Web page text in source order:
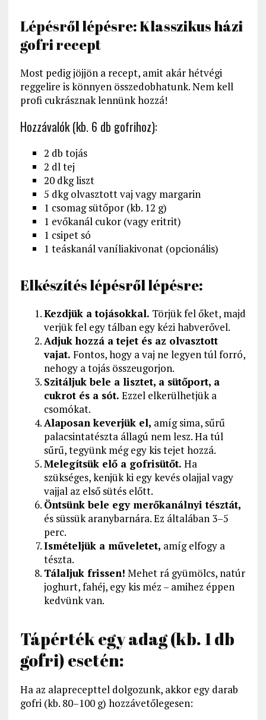
Lépésről lépésre: Klasszikus házi
gofri recept
Most pedig jöjjön a recept, amit akár hétvégi
reggelire is könnyen összedobhatunk. Nem kell
profi cukrásznak lennünk hozzá!
Hozzávalók (kb. 6 db gofrihoz):
2 db tojás
2 dl tej
20 dkg liszt
5 dkg olvasztott vaj vagy margarin
1 csomag sütőpor (kb. 12 g)
1 evőkanál cukor (vagy eritrit)
1 csipet só
1 teáskanál vaníliakivonat (opcionális)
Elkészítés lépésről lépésre:
Kezdjük a tojásokkal. Törjük fel őket, majd
verjük fel egy tálban egy kézi habverővel.
Adjuk hozzá a tejet és az olvasztott
vajat. Fontos, hogy a vaj ne legyen túl forró,
nehogy a tojás összeugorjon.
Szitáljuk bele a lisztet, a sütőport, a
cukrot és a sót. Ezzel elkerülhetjük a
csomókat.
Alaposan keverjük el, amíg sima, sűrű
palacsintatészta állagú nem lesz. Ha túl
sűrű, tegyünk még egy kis tejet hozzá.
Melegítsük elő a gofrisütőt. Ha
szükséges, kenjük ki egy kevés olajjal vagy
vajjal az első sütés előtt.
Öntsünk bele egy merőkanálnyi tésztát,
és süssük aranybarnára. Ez általában 3–5
perc.
Ismételjük a műveletet, amíg elfogy a
tészta.
Tálaljuk frissen! Mehet rá gyümölcs, natúr
joghurt, fahéj, egy kis méz – amihez éppen
kedvünk van.
Tápérték egy adag (kb. 1 db
gofri) esetén:
Ha az alaprecepttel dolgozunk, akkor egy darab
gofri (kb. 80–100 g) hozzávetőlegesen: